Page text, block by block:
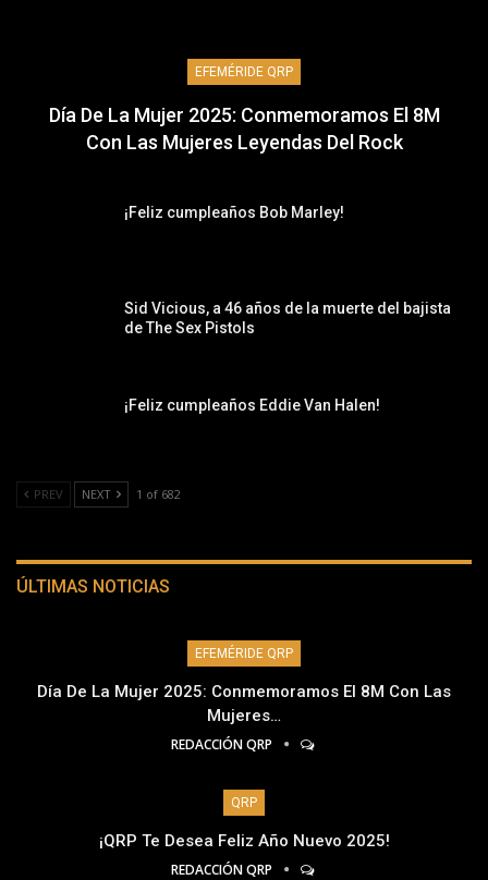
EFEMÉRIDE QRP
Día De La Mujer 2025: Conmemoramos El 8M
Con Las Mujeres Leyendas Del Rock
¡Feliz cumpleaños Bob Marley!
Sid Vicious, a 46 años de la muerte del bajista
de The Sex Pistols
¡Feliz cumpleaños Eddie Van Halen!
PREV NEXT 1 of 682
ÚLTIMAS NOTICIAS
EFEMÉRIDE QRP
Día De La Mujer 2025: Conmemoramos El 8M Con Las
Mujeres…
REDACCIÓN QRP
QRP
¡QRP Te Desea Feliz Año Nuevo 2025!
REDACCIÓN QRP